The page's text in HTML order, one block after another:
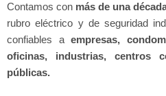
Contamos con más de una
rubro eléctrico y de seguridad
confiables aempresas,
oficinas, industrias, centros
públicas.